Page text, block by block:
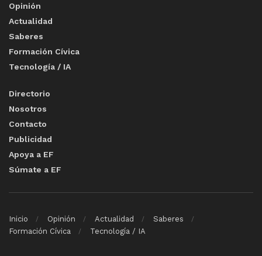
Opinión
Actualidad
Saberes
Formación Cívica
Tecnología / IA
Directorio
Nosotros
Contacto
Publicidad
Apoya a EF
Súmate a EF
Inicio Opinión Actualidad
Saberes
Formación Cívica
Tecnología / IA